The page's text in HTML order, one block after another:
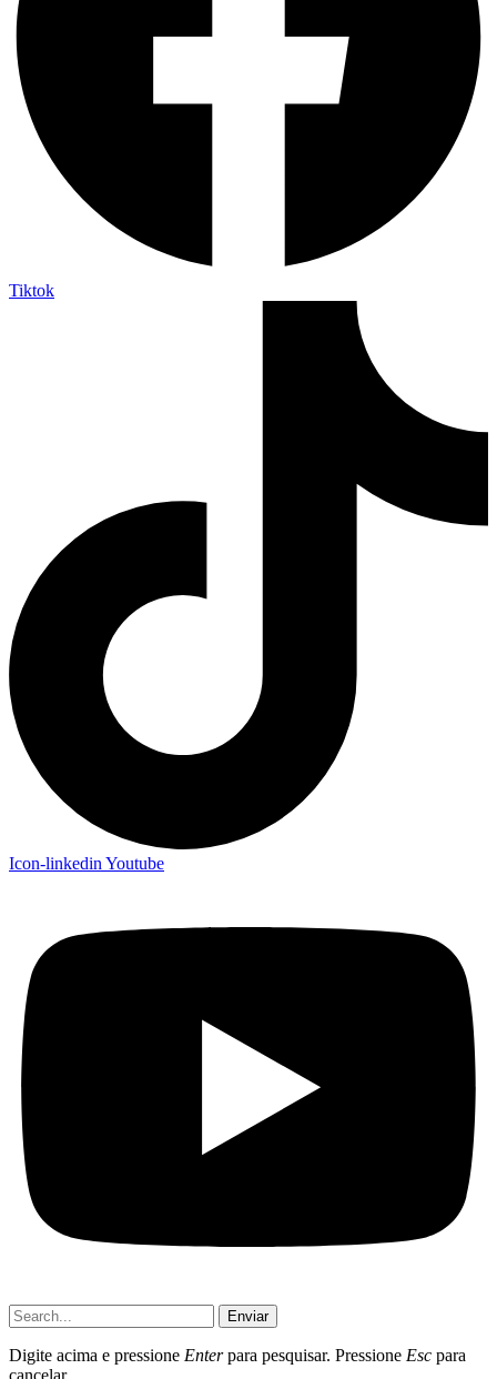
Tiktok
Icon-linkedin Youtube
Enviar
Digite acima e pressione Enterpara pesquisar. Pressione Esc para